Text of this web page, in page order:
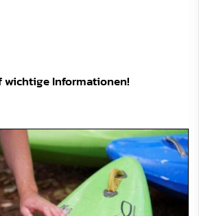
wichtige Informationen!